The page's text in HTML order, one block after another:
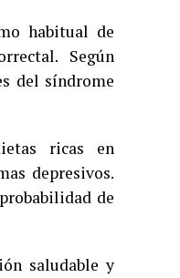
habitual de
Según
del síndrome
ricas en
depresivos.
de
saludable y